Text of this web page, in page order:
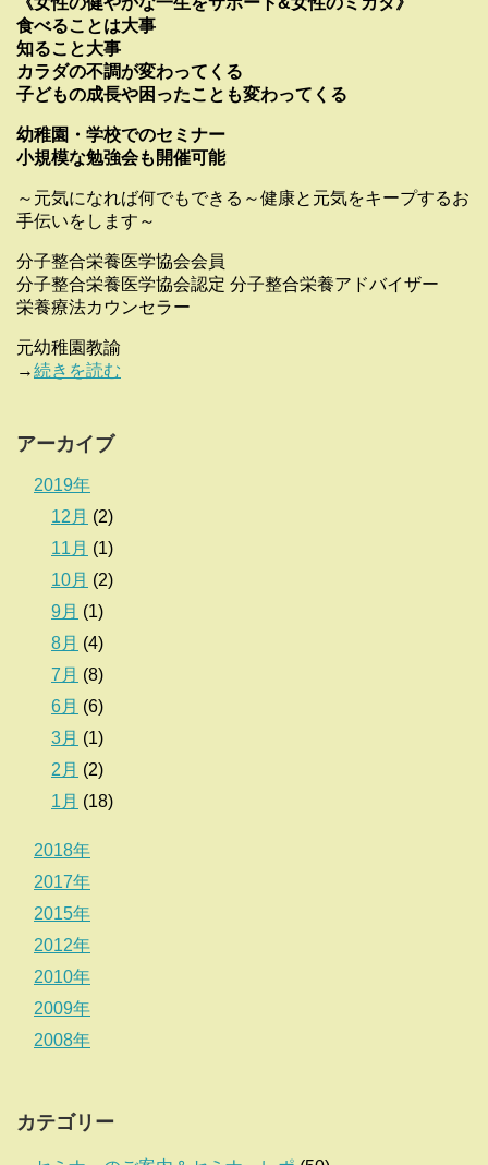
食べることは大事
知ること大事
カラダの不調が変わってくる
子どもの成長や困ったことも変わってくる
幼稚園・学校でのセミナー
小規模な勉強会も開催可能
～元気になれば何でもできる～健康と元気をキープするお
手伝いをします～
分子整合栄養医学協会会員
分子整合栄養医学協会認定 分子整合栄養アドバイザー
栄養療法カウンセラー
元幼稚園教諭
→続きを読む
アーカイブ
2019年
12月 (2)
11月 (1)
10月 (2)
9月 (1)
8月 (4)
7月 (8)
6月 (6)
3月 (1)
2月 (2)
1月 (18)
2018年
2017年
2015年
2012年
2010年
2009年
2008年
カテゴリー